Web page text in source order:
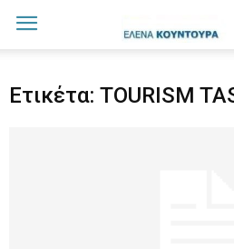
Ετικέτα: TOURISM